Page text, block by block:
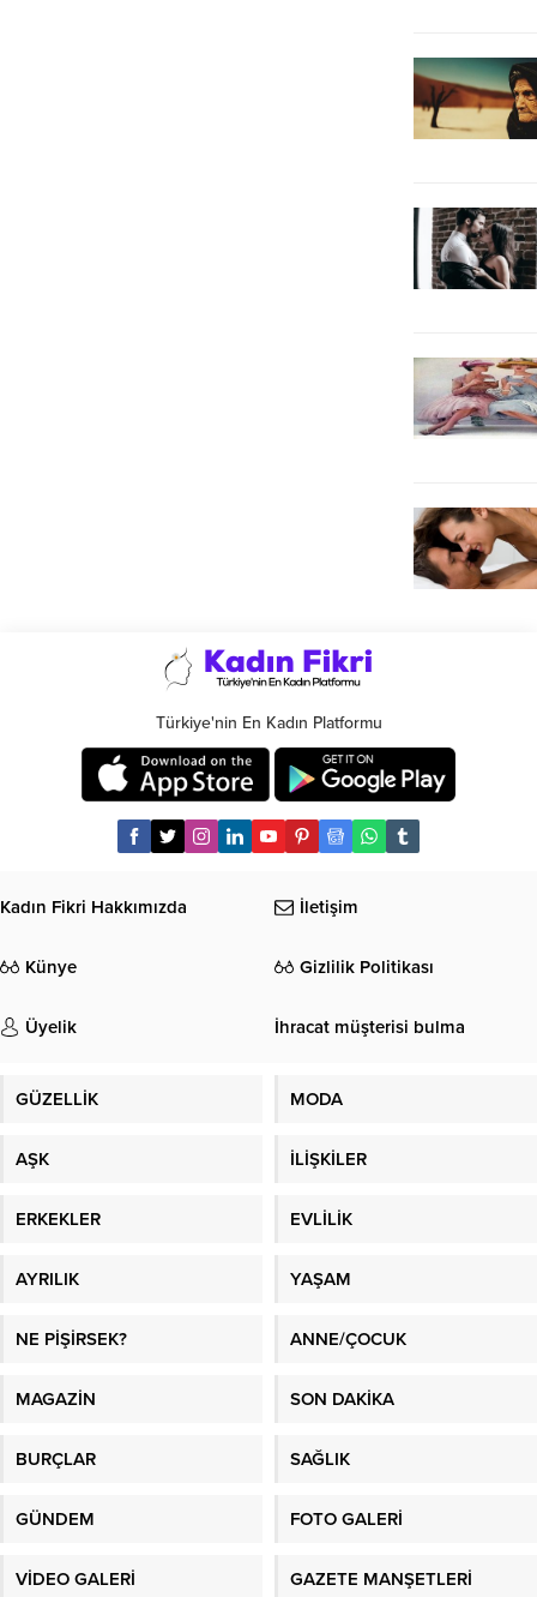
Türkiye'nin En Kadın Platformu
Kadın Fikri Hakkımızda İletişim
Künye Gizlilik Politikası
Üyelik İhracat müşterisi bulma
GÜZELLİK MODA
AŞK İLİŞKİLER
ERKEKLER EVLİLİK
AYRILIK YAŞAM
NE PİŞİRSEK? ANNE/ÇOCUK
MAGAZİN SON DAKİKA
BURÇLAR SAĞLIK
GÜNDEM FOTO GALERİ
VİDEO GALERİ GAZETE MANŞETLERİ